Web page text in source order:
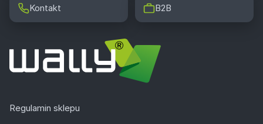
Kontakt B2B
Regulamin sklepu